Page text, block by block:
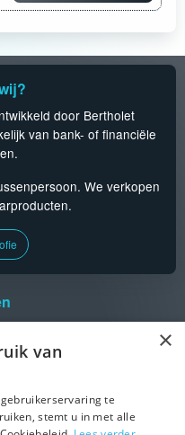
door Bertholet
van bank- of financiële
We verkopen
Keytrade
Medirect
NIBC
Santander
×
van
te
stemt u in met alle